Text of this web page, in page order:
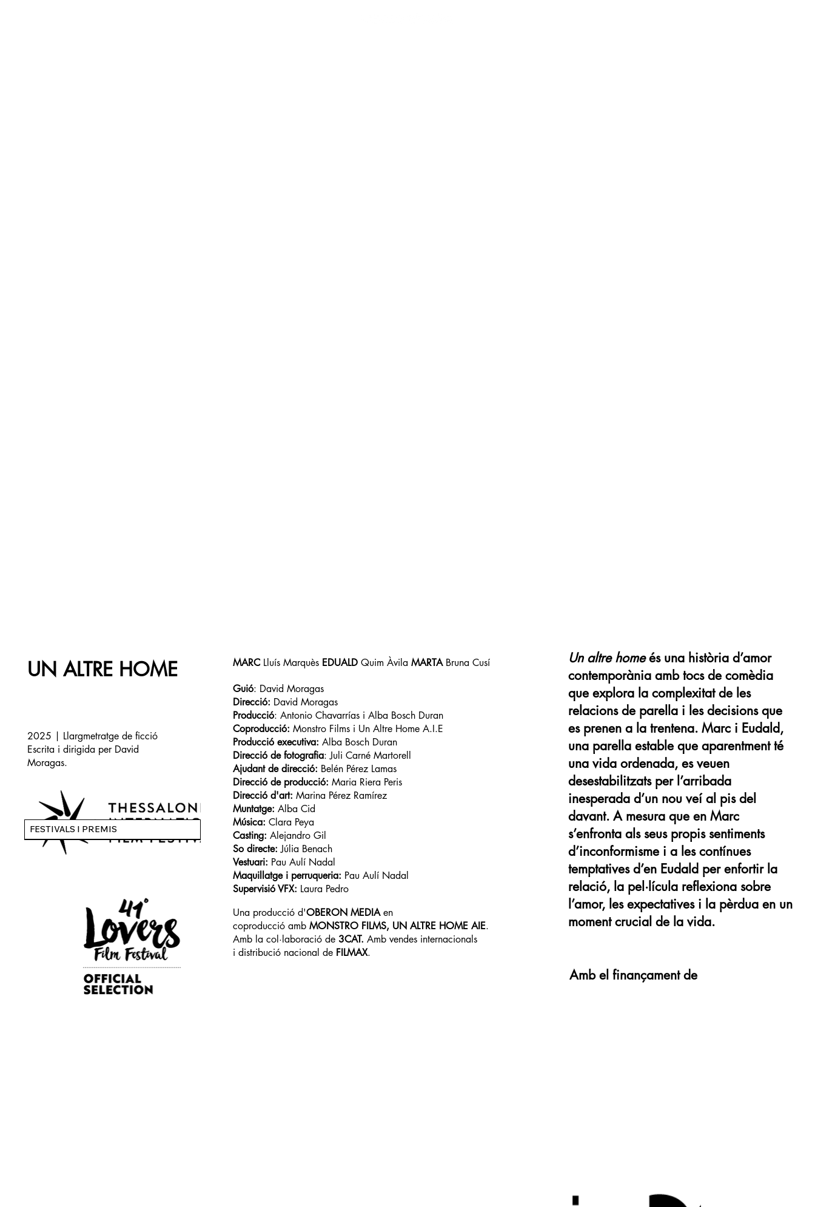
Un altre homeés una història d’amor
contemporània amb tocs de comèdia
que explora la complexitat de les
relacions de parella i les decisions que
es prenen a la trentena. Marc i Eudald,
una parella estable que aparentment té
una vida ordenada, es veuen
desestabilitzats per l’arribada
inesperada d’un nou veí al pis del
davant. A mesura que en Marc
s’enfronta als seus propis sentiments
d’inconformisme i a les contínues
temptatives d’en Eudald per enfortir la
relació, la pel·lícula reflexiona sobre
l’amor, les expectatives i la pèrdua en un
moment crucial de la vida.
Amb el finançament de
MARCLluís Marquès EDUALDQuim Àvila MARTABruna Cusí
Guió: David Moragas
Direcció: David Moragas
Producció: Antonio Chavarrías i Alba Bosch Duran
Coproducció: Monstro Films i Un Altre Home A.I.E
Producció executiva: Alba Bosch Duran
Direcció de fotografia: Juli Carné Martorell
Ajudant de direcció: Belén Pérez Lamas
Direcció de producció: Maria Riera Peris
Direcció d'art: Marina Pérez Ramírez
Muntatge: Alba Cid
Música: Clara Peya
Casting: Alejandro Gil
So directe: Júlia Benach
Vestuari: Pau Aulí Nadal
Maquillatge i perruqueria: Pau Aulí Nadal
Supervisió VFX: Laura Pedro
Una producció d'OBERON MEDIAen
coproducció amb MONSTRO FILMS, UN ALTRE HOME AIE.
Amb la col·laboració de3CAT. Amb vendes internacionals
i distribució nacional de FILMAX.
UN ALTRE HOME
2025 | Llargmetratge de ficció
Escrita i dirigida per David
Moragas.
FESTIVALS I PREMIS